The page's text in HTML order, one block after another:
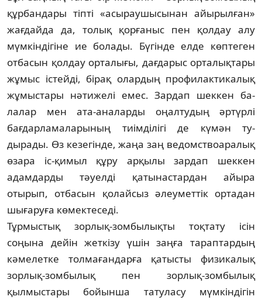
құрбандары тіпті «асырау­шы­сы­нан айырылған»
жағдайда да, толық қор­ғаныс пен қолдау алу
мүмкіндігіне ие бо­ла­ды. Бүгінде елде көптеген
отбасын қолдау ор­талығы, дағдарыс орталықтары
жұмыс істейді, бірақ олардың профилактикалық
жұ­мыстары нәтижелі емес. Зардап шеккен ба­
лалар мен ата-аналарды оңалтудың әртүр­лі
бағдарламаларының тиімділігі де күмән ту­
дырады. Өз кезегінде, жаңа заң ведомс­твоа­ралық
өзара іс-қимыл құру арқылы зардап шек­кен
адамдарды тәуелді қатынастардан айы­ра
отырып, отбасын қолайсыз әлеуметтік ортадан
шығаруға көмектеседі.
Тұрмыстық зорлық-зомбылықты тоқ­тату ісін
соңына дейін жеткізу үшін заңға та­рап­тардың
кәмелетке толмағандарға қа­тысты физикалық
зорлық-зомбылық пен зор­лық-зомбылық
қылмыстары бойынша тату­ласу мүмкіндігін